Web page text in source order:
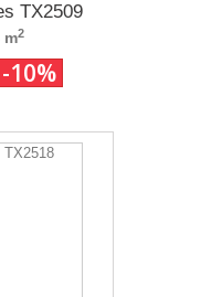
TX2509
m2
-10%